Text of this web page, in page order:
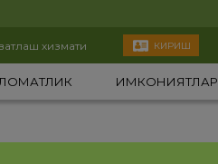
хизмати КИРИШ
ИМКОНИЯТЛАР